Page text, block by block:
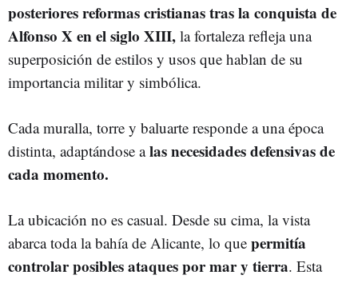
posteriores reformas cristianas tras la conquista de
Alfonso X en el siglo XIII, la fortaleza refleja una
superposición de estilos y usos que hablan de su
importancia militar y simbólica.
Cada muralla, torre y baluarte responde a una época
distinta, adaptándose alas necesidades defensivas de
cada momento.
La ubicación no es casual. Desde su cima, la vista
abarca toda la bahía de Alicante, lo que permitía
controlar posibles ataques por mar y tierra. Esta